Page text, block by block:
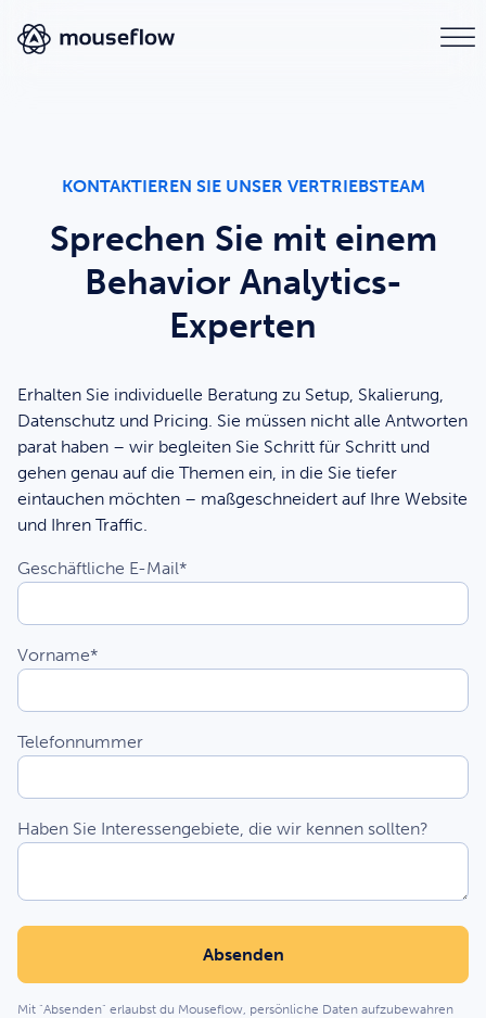
KONTAKTIEREN SIE UNSER VERTRIEBSTEAM
Sprechen Sie mit einem
Behavior Analytics-
Experten
Erhalten Sie individuelle Beratung zu Setup, Skalierung,
Datenschutz und Pricing. Sie müssen nicht alle Antworten
parat haben – wir begleiten Sie Schritt für Schritt und
gehen genau auf die Themen ein, in die Sie tiefer
eintauchen möchten – maßgeschneidert auf Ihre Website
und Ihren Traffic.
Geschäftliche E-Mail*
Vorname*
Telefonnummer
Haben Sie Interessengebiete, die wir kennen sollten?
Mit "Absenden" erlaubst du Mouseflow, persönliche Daten aufzubewahren